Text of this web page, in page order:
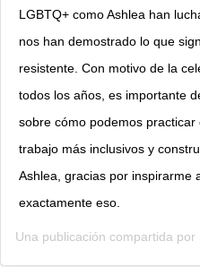
LGBTQ+ como Ashlea han
nos han demostrado lo que
resistente. Con motivo de la
todos los años, es importante
sobre cómo podemos
trabajo más inclusivos y
Ashlea, gracias por inspirarme
exactamente eso.
Una publicación compartida por